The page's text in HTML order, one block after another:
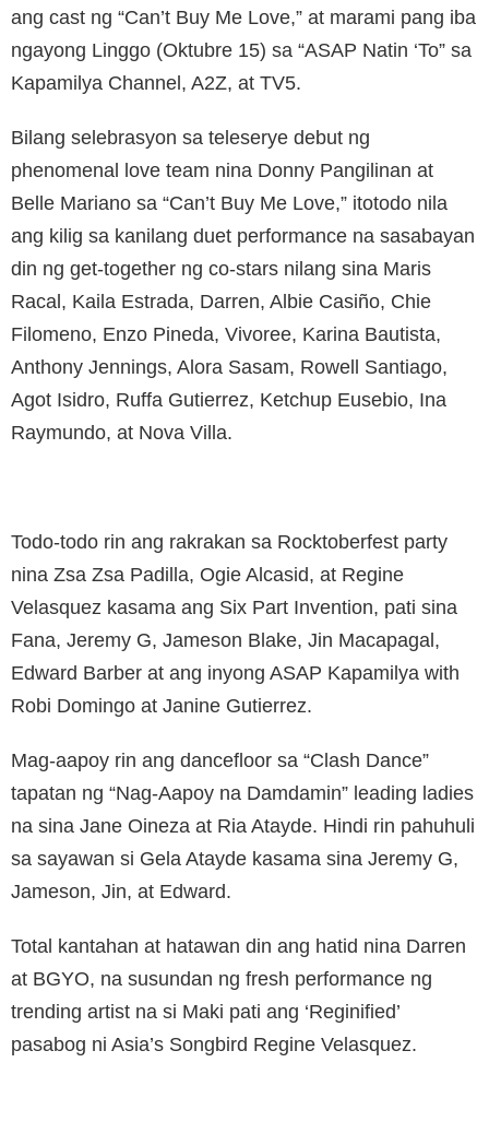
ang cast ng “Can’t Buy Me Love,” at marami pang iba
ngayong Linggo (Oktubre 15) sa “ASAP Natin ‘To” sa
Kapamilya Channel, A2Z, at TV5.
Bilang selebrasyon sa teleserye debut ng
phenomenal love team nina Donny Pangilinan at
Belle Mariano sa “Can’t Buy Me Love,” itotodo nila
ang kilig sa kanilang duet performance na sasabayan
din ng get-together ng co-stars nilang sina Maris
Racal, Kaila Estrada, Darren, Albie Casiño, Chie
Filomeno, Enzo Pineda, Vivoree, Karina Bautista,
Anthony Jennings, Alora Sasam, Rowell Santiago,
Agot Isidro, Ruffa Gutierrez, Ketchup Eusebio, Ina
Raymundo, at Nova Villa.
Todo-todo rin ang rakrakan sa Rocktoberfest party
nina Zsa Zsa Padilla, Ogie Alcasid, at Regine
Velasquez kasama ang Six Part Invention, pati sina
Fana, Jeremy G, Jameson Blake, Jin Macapagal,
Edward Barber at ang inyong ASAP Kapamilya with
Robi Domingo at Janine Gutierrez.
Mag-aapoy rin ang dancefloor sa “Clash Dance”
tapatan ng “Nag-Aapoy na Damdamin” leading ladies
na sina Jane Oineza at Ria Atayde. Hindi rin pahuhuli
sa sayawan si Gela Atayde kasama sina Jeremy G,
Jameson, Jin, at Edward.
Total kantahan at hatawan din ang hatid nina Darren
at BGYO, na susundan ng fresh performance ng
trending artist na si Maki pati ang ‘Reginified’
pasabog ni Asia’s Songbird Regine Velasquez.